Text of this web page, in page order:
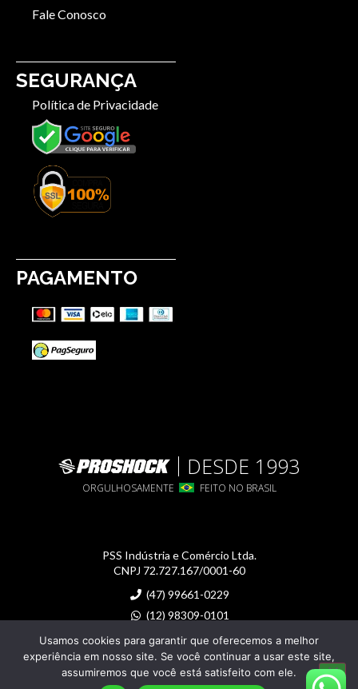
Fale Conosco
SEGURANÇA
Política de Privacidade
PAGAMENTO
DESDE 1993
ORGULHOSAMENTE FEITO NO BRASIL
PSS Indústria e Comércio Ltda.
CNPJ 72.727.167/0001-60
(47) 99661-0229
(12) 98309-0101
proshock@proshock.com.br
Imagens meramente ilustrativas
Usamos cookies para garantir que oferecemos a melhor
experiência em nosso site. Se você continuar a usar este site,
assumiremos que você está satisfeito com ele.